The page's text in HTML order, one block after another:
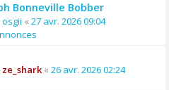
Bonneville Bobber
osgii « 27 avr. 2026 09:04
ze_shark« 26 avr. 2026 02:24